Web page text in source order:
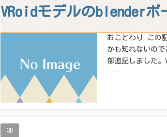
VRoidモデルのblenderボ
おことわり この
かも知れないの
部追記しました
3D